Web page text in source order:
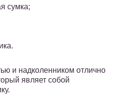
сумка;
и надколенником отлично
являет собой